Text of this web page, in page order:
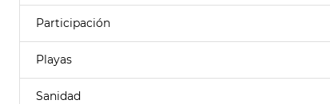
Participación
Playas
Sanidad